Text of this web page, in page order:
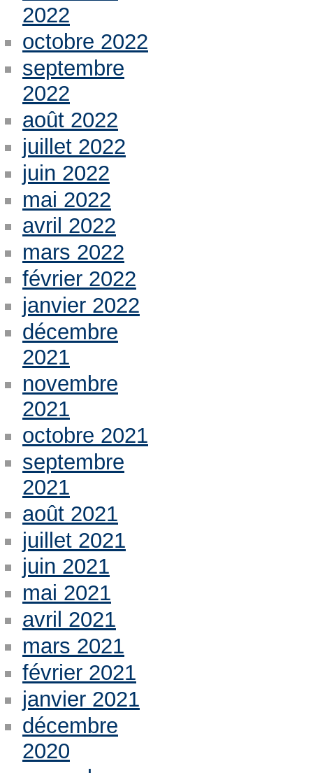
2022
octobre 2022
septembre
2022
août 2022
juillet 2022
juin 2022
mai 2022
avril 2022
mars 2022
février 2022
janvier 2022
décembre
2021
novembre
2021
octobre 2021
septembre
2021
août 2021
juillet 2021
juin 2021
mai 2021
avril 2021
mars 2021
février 2021
janvier 2021
décembre
2020